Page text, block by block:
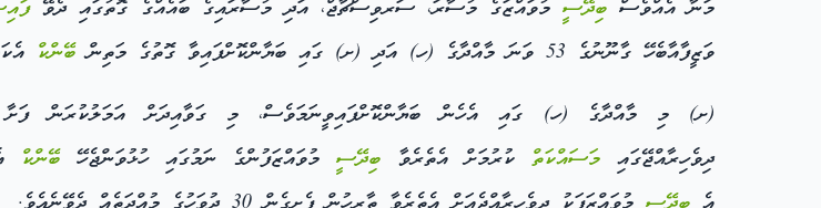
މަނާ އެއްވެސްބިދޭސީ މުވައްޒަގެ މުސާރަ، ސަރވިސްޗާޖް، އަދި މުސާރައިގެ ބައެއްގެ ގޮތުގައި ދެވޭ
ވަޒީފާއާބެހޭ ގާނޫނުގެ 53 ވަނަ މާއްދާގެ (ހ) އަދި (ށ) ގައި ބަޔާންކޮށްފައިވާ ގޮތުގެ މަތިން
ބޭންކް
(ށ) މި މާއްދާގެ (ހ) ގައި އެހެން ބަޔާންކޮށްފައިވީނަމަވެސް، މި ގަވާއިދަށް އަމަލުކުރަން
ދިވެހިރާއްޖޭގައިމަސައްކަތް ކުރުމަށް އެތެރެވާ ބިދޭސީމުވައްޒަފުންގެ ނަމުގައި ހުޅުވަންޖެހޭބޭންކް